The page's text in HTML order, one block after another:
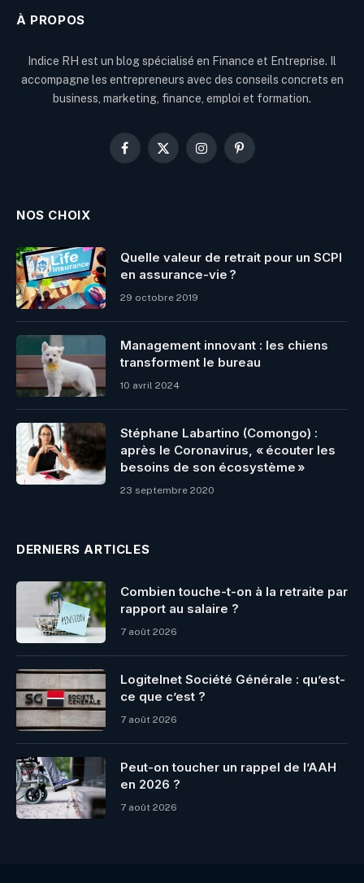
À PROPOS
Indice RH est un blog spécialisé en Finance et Entreprise. Il
accompagne les entrepreneurs avec des conseils concrets en
business, marketing, finance, emploi et formation.
Facebook
X
InstagramPinterest
NOS CHOIX
Quelle valeur de retrait pour un SCPI
en assurance-vie ?
29 octobre 2019
Management innovant : les chiens
transforment le bureau
10 avril 2024
Stéphane Labartino (Comongo) :
après le Coronavirus, « écouter les
besoins de son écosystème »
23 septembre 2020
DERNIERS ARTICLES
Combien touche-t-on à la retraite par
rapport au salaire ?
7 août 2026
Logitelnet Société Générale : qu’est-
ce que c’est ?
7 août 2026
Peut-on toucher un rappel de l’AAH
en 2026 ?
7 août 2026